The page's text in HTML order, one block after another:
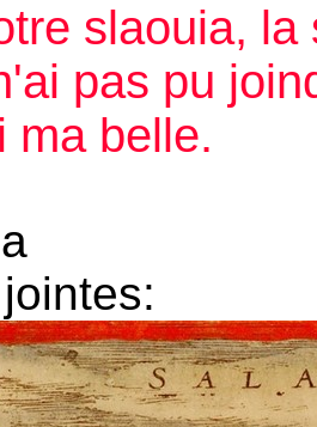
slaouia,
pas pu
ma belle.